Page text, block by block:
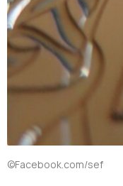
©Facebook.com/sef